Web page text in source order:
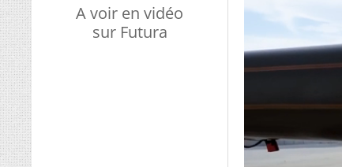
A voir en vidéo
sur Futura